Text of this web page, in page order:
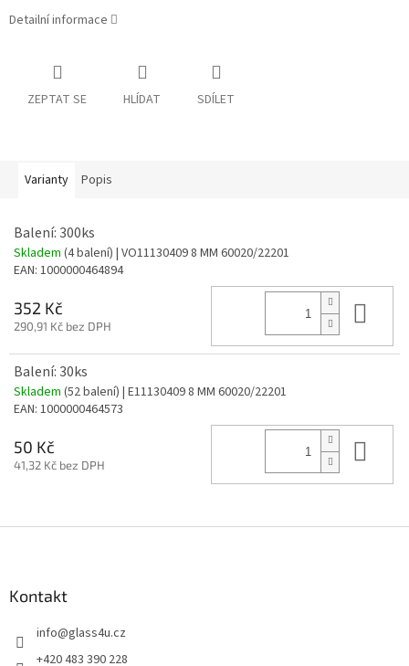
Detailní informace
ZEPTAT SE HLÍDAT SDÍLET
Varianty Popis
Balení: 300ks
Skladem (4 balení) | VO11130409 8 MM 60020/22201
EAN: 1000000464894
352 Kč
290,91 Kč bez DPH
Balení: 30ks
Skladem (52 balení) | E11130409 8 MM 60020/22201
EAN: 1000000464573
50 Kč
41,32 Kč bez DPH
Kontakt
info@glass4u.cz
+420 483 390 228